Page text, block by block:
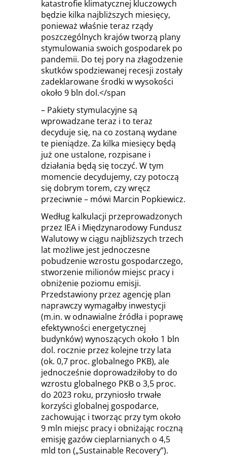
katastrofie klimatycznej kluczowych
będzie kilka najbliższych miesięcy,
ponieważ właśnie teraz rządy
poszczególnych krajów tworzą plany
stymulowania swoich gospodarek po
pandemii. Do tej pory na złagodzenie
skutków spodziewanej recesji zostały
zadeklarowane środki w wysokości
około 9 bln dol.</span
– Pakiety stymulacyjne są
wprowadzane teraz i to teraz
decyduje się, na co zostaną wydane
te pieniądze. Za kilka miesięcy będą
już one ustalone, rozpisane i
działania będą się toczyć. W tym
momencie decydujemy, czy potoczą
się dobrym torem, czy wręcz
przeciwnie – mówi Marcin Popkiewicz.
Według kalkulacji przeprowadzonych
przez IEA i Międzynarodowy Fundusz
Walutowy w ciągu najbliższych trzech
lat możliwe jest jednoczesne
pobudzenie wzrostu gospodarczego,
stworzenie milionów miejsc pracy i
obniżenie poziomu emisji.
Przedstawiony przez agencję plan
naprawczy wymagałby inwestycji
(m.in. w odnawialne źródła i poprawę
efektywności energetycznej
budynków) wynoszących około 1 bln
dol. rocznie przez kolejne trzy lata
(ok. 0,7 proc. globalnego PKB), ale
jednocześnie doprowadziłoby to do
wzrostu globalnego PKB o 3,5 proc.
do 2023 roku, przyniosło trwałe
korzyści globalnej gospodarce,
zachowując i tworząc przy tym około
9 mln miejsc pracy i obniżając roczną
emisję gazów cieplarnianych o 4,5
mld ton („Sustainable Recovery”).